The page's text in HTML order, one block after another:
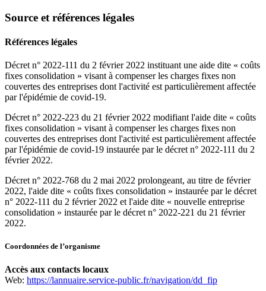
Source et références légales
Références légales
Décret n° 2022-111 du 2 février 2022 instituant une aide dite « coûts
fixes consolidation » visant à compenser les charges fixes non
couvertes des entreprises dont l'activité est particulièrement affectée
par l'épidémie de covid-19.
Décret n° 2022-223 du 21 février 2022 modifiant l'aide dite « coûts
fixes consolidation » visant à compenser les charges fixes non
couvertes des entreprises dont l'activité est particulièrement affectée
par l'épidémie de covid-19 instaurée par le décret n° 2022-111 du 2
février 2022.
Décret n° 2022-768 du 2 mai 2022 prolongeant, au titre de février
2022, l'aide dite « coûts fixes consolidation » instaurée par le décret
n° 2022-111 du 2 février 2022 et l'aide dite « nouvelle entreprise
consolidation » instaurée par le décret n° 2022-221 du 21 février
2022.
Coordonnées de l’organisme
Accès aux contacts locaux
Web: https://lannuaire.service-public.fr/navigation/dd_fip